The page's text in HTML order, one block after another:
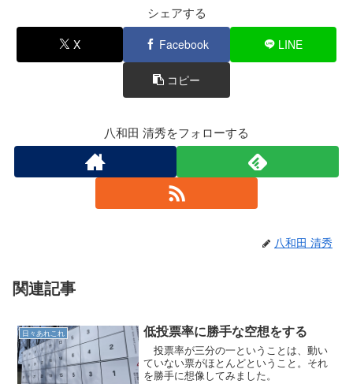
b
o
シェアする
X Facebook LINE
コピー
八和田 清秀をフォローする
八和田 清秀
関連記事
日々あれこれ 低投票率に勝手な空想をする
投票率が三分の一ということは、動い
ていない票がほとんどということ。それ
を勝手に想像してみました。